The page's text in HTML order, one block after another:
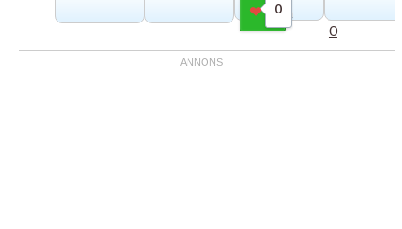
0
Gilla
0